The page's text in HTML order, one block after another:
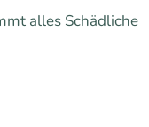
alles Schädliche